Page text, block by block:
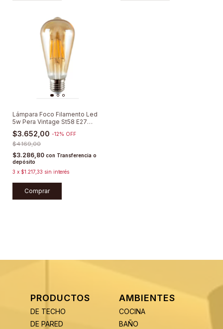
Lámpara Foco Filamento Led
5w Pera Vintage St58 E27
Cálida Deco Estilo Retro
Rosca Común Edison
Sieteiluminacion
$3.652,00 -12% OFF
$4.169,00
$3.286,80 con Transferencia o
depósito
3 x $1.217,33 sin interés
Comprar
PRODUCTOS
DE TECHO
DE PARED
AMBIENTES
COCINA
BAÑO